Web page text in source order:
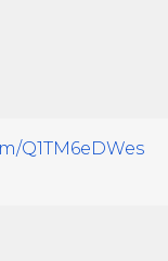
Q1TM6eDWes